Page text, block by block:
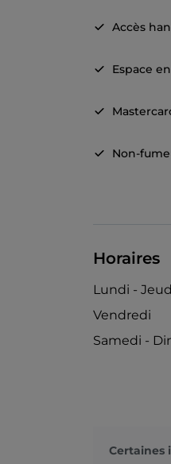
Accès
Espace
Non-
Horaires
Lundi -
Vendredi
Samedi -
Certaines